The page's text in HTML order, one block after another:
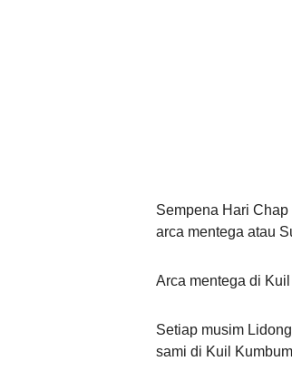
Sempena Hari
arca mentega atau
Arca mentega di
Setiap musim
sami di Kuil